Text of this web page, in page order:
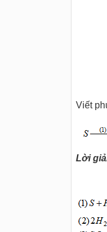
Viết
Lời